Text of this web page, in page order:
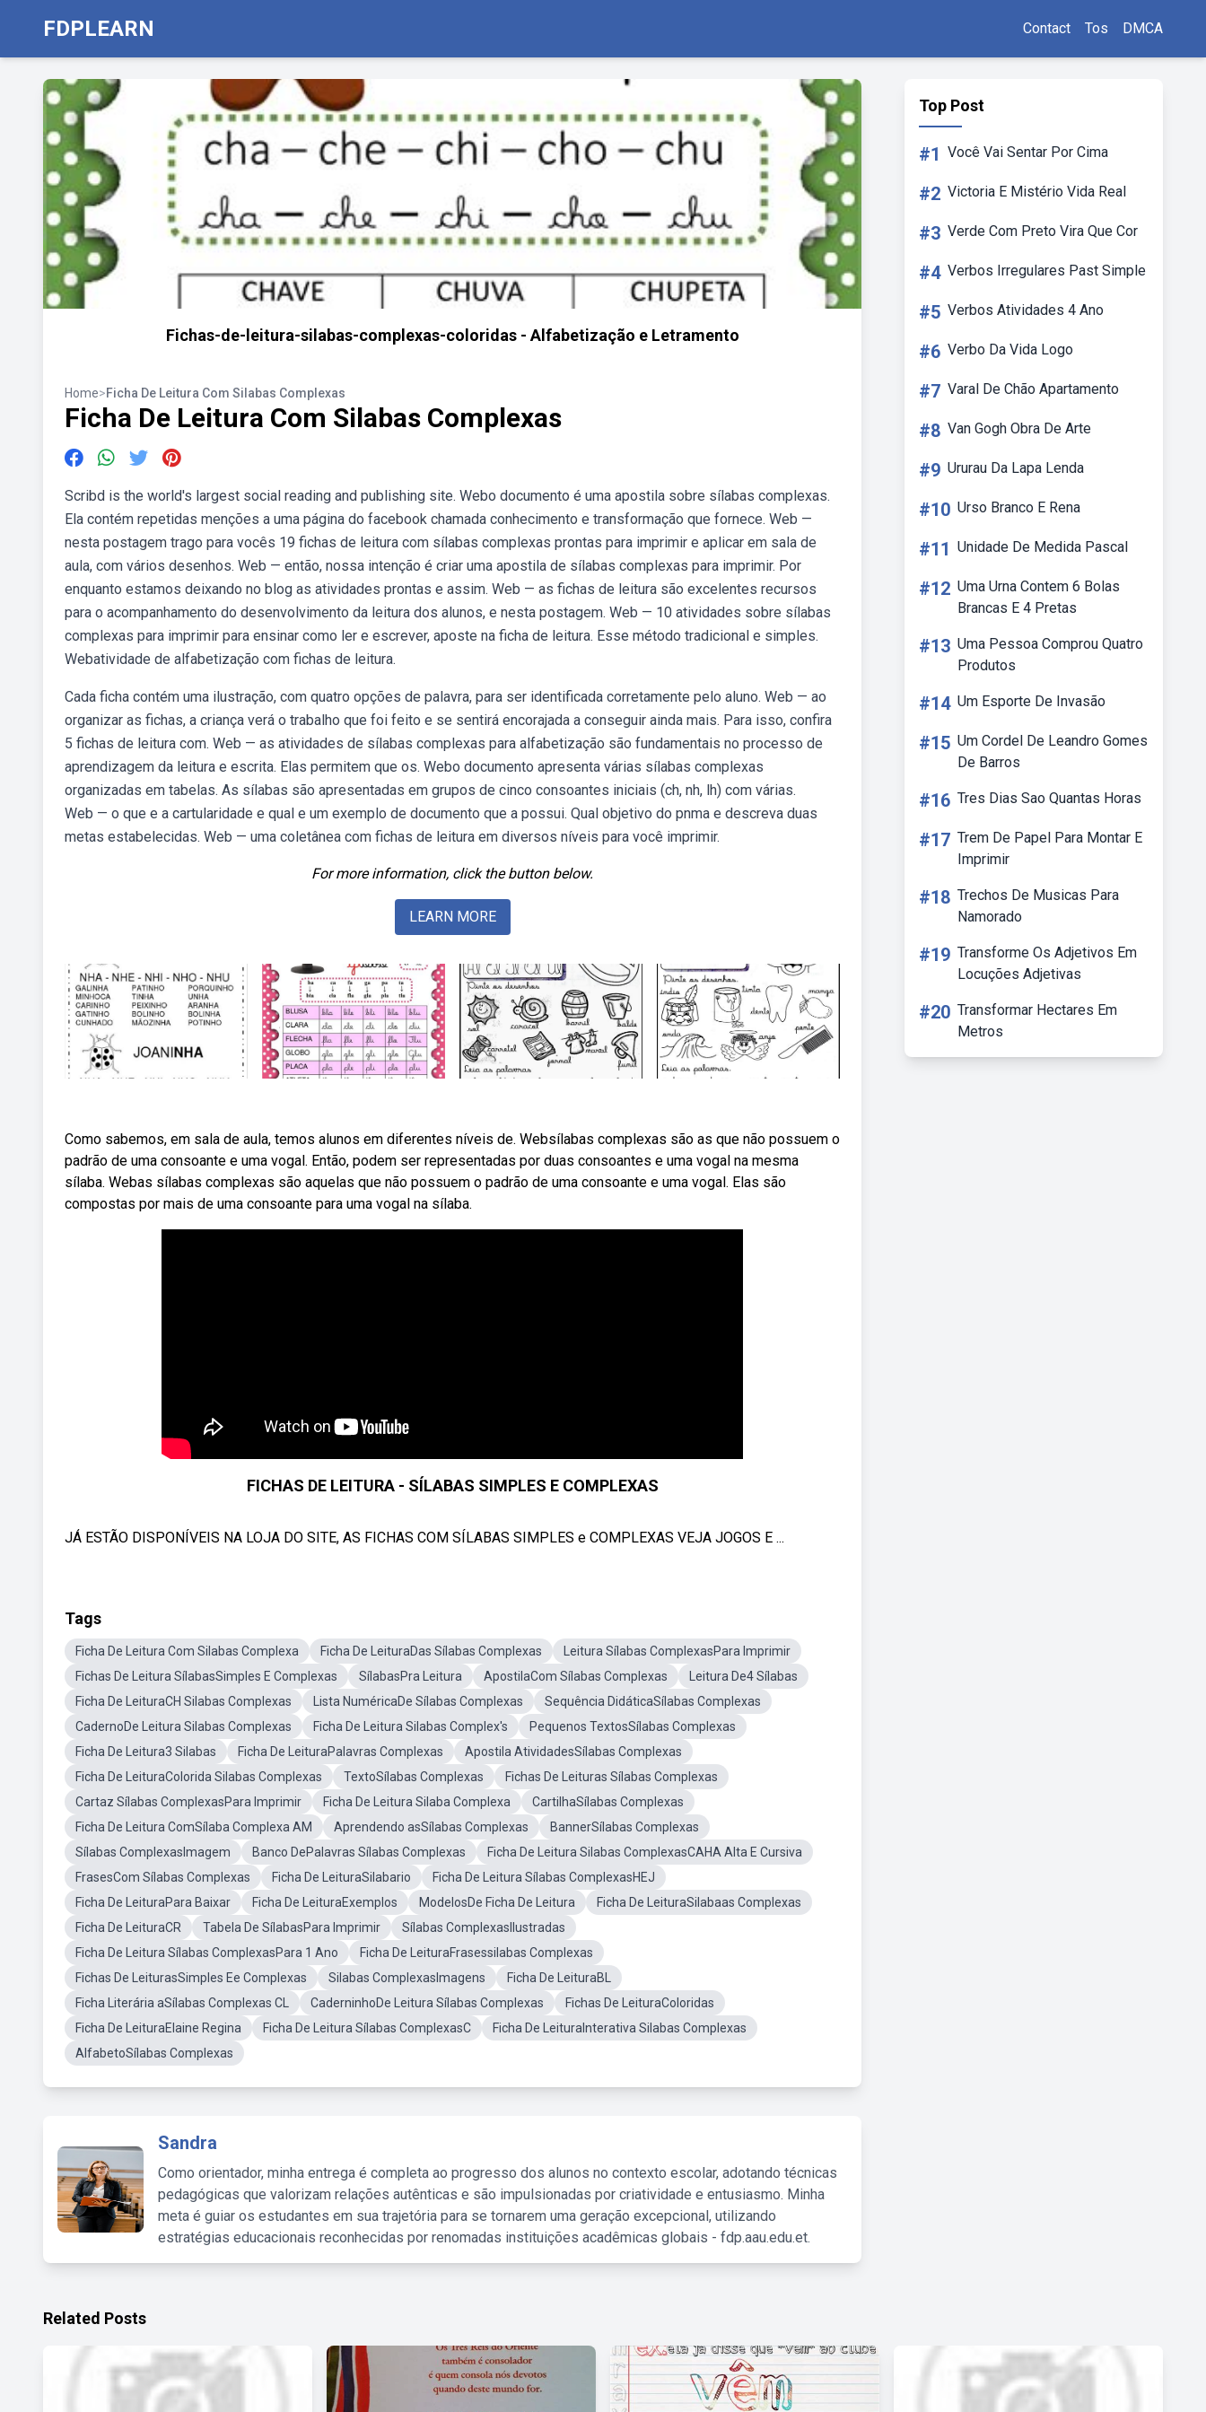
FDPLEARN Contact Tos DMCA
Fichas-de-leitura-silabas-complexas-coloridas - Alfabetização e Letramento
Home>Ficha De Leitura Com Silabas Complexas
Ficha De Leitura Com Silabas Complexas
Scribd is the world's largest social reading and publishing site. Webo documento é uma apostila sobre sílabas complexas.
Ela contém repetidas menções a uma página do facebook chamada conhecimento e transformação que fornece. Web —
nesta postagem trago para vocês 19 fichas de leitura com sílabas complexas prontas para imprimir e aplicar em sala de
aula, com vários desenhos. Web — então, nossa intenção é criar uma apostila de sílabas complexas para imprimir. Por
enquanto estamos deixando no blog as atividades prontas e assim. Web — as fichas de leitura são excelentes recursos
para o acompanhamento do desenvolvimento da leitura dos alunos, e nesta postagem. Web — 10 atividades sobre sílabas
complexas para imprimir para ensinar como ler e escrever, aposte na ficha de leitura. Esse método tradicional e simples.
Webatividade de alfabetização com fichas de leitura.
Cada ficha contém uma ilustração, com quatro opções de palavra, para ser identificada corretamente pelo aluno. Web — ao
organizar as fichas, a criança verá o trabalho que foi feito e se sentirá encorajada a conseguir ainda mais. Para isso, confira
5 fichas de leitura com. Web — as atividades de sílabas complexas para alfabetização são fundamentais no processo de
aprendizagem da leitura e escrita. Elas permitem que os. Webo documento apresenta várias sílabas complexas
organizadas em tabelas. As sílabas são apresentadas em grupos de cinco consoantes iniciais (ch, nh, lh) com várias.
Web — o que e a cartularidade e qual e um exemplo de documento que a possui. Qual objetivo do pnma e descreva duas
metas estabelecidas. Web — uma coletânea com fichas de leitura em diversos níveis para você imprimir.
For more information, click the button below.
LEARN MORE
Como sabemos, em sala de aula, temos alunos em diferentes níveis de. Websílabas complexas são as que não possuem o
padrão de uma consoante e uma vogal. Então, podem ser representadas por duas consoantes e uma vogal na mesma
sílaba. Webas sílabas complexas são aquelas que não possuem o padrão de uma consoante e uma vogal. Elas são
compostas por mais de uma consoante para uma vogal na sílaba.
FICHAS DE LEITURA - SÍLABAS SIMPLES E COMPLEXAS
JÁ ESTÃO DISPONÍVEIS NA LOJA DO SITE, AS FICHAS COM SÍLABAS SIMPLES e COMPLEXAS VEJA JOGOS E ...
Tags
Ficha De Leitura Com Silabas Complexa Ficha De LeituraDas Sílabas Complexas
Leitura Sílabas ComplexasPara Imprimir
Fichas De Leitura SílabasSimples E Complexas
SílabasPra Leitura ApostilaCom Sílabas Complexas
Leitura De4 Sílabas
Ficha De LeituraCH Silabas Complexas
Lista NuméricaDe Sílabas Complexas
Sequência DidáticaSílabas Complexas
CadernoDe Leitura Silabas Complexas
Ficha De Leitura Silabas Complex's
Pequenos TextosSílabas Complexas
Ficha De Leitura3 Silabas
Ficha De LeituraPalavras Complexas
Apostila AtividadesSílabas Complexas
Ficha De LeituraColorida Silabas Complexas
TextoSílabas Complexas
Fichas De Leituras Sílabas Complexas
Cartaz Sílabas ComplexasPara Imprimir
Ficha De Leitura Silaba Complexa
CartilhaSílabas Complexas
Ficha De Leitura ComSílaba Complexa AM
Aprendendo asSílabas Complexas
BannerSílabas Complexas
Sílabas ComplexasImagem
Banco DePalavras Sílabas Complexas
Ficha De Leitura Silabas ComplexasCAHA Alta E Cursiva
FrasesCom Sílabas Complexas
Ficha De LeituraSilabario
Ficha De Leitura Sílabas ComplexasHEJ
Ficha De LeituraPara Baixar
Ficha De LeituraExemplos ModelosDe Ficha De Leitura
Ficha De LeituraSilabaas Complexas
Ficha De LeituraCR
Tabela De SílabasPara Imprimir
Sílabas ComplexasIlustradas
Ficha De Leitura Sílabas ComplexasPara 1 Ano
Ficha De LeituraFrasessilabas Complexas
Fichas De LeiturasSimples Ee Complexas
Silabas ComplexasImagens
Ficha De LeituraBL
Ficha Literária aSílabas Complexas CL
CaderninhoDe Leitura Sílabas Complexas
Fichas De LeituraColoridas
Ficha De LeituraElaine Regina
Ficha De Leitura Sílabas ComplexasC
Ficha De LeituraInterativa Silabas Complexas
AlfabetoSílabas Complexas
Sandra
Como orientador, minha entrega é completa ao progresso dos alunos no contexto escolar, adotando técnicas
pedagógicas que valorizam relações autênticas e são impulsionadas por criatividade e entusiasmo. Minha
meta é guiar os estudantes em sua trajetória para se tornarem uma geração excepcional, utilizando
estratégias educacionais reconhecidas por renomadas instituições acadêmicas globais - fdp.aau.edu.et.
Top Post
#1 Você Vai Sentar Por Cima
#2 Victoria E Mistério Vida Real
#3 Verde Com Preto Vira Que Cor
#4 Verbos Irregulares Past Simple
#5 Verbos Atividades 4 Ano
#6 Verbo Da Vida Logo
#7 Varal De Chão Apartamento
#8 Van Gogh Obra De Arte
#9 Ururau Da Lapa Lenda
#10 Urso Branco E Rena
#11 Unidade De Medida Pascal
#12 Uma Urna Contem 6 Bolas
Brancas E 4 Pretas
#13 Uma Pessoa Comprou Quatro
Produtos
#14 Um Esporte De Invasão
#15 Um Cordel De Leandro Gomes
De Barros
#16 Tres Dias Sao Quantas Horas
#17 Trem De Papel Para Montar E
Imprimir
#18 Trechos De Musicas Para
Namorado
#19 Transforme Os Adjetivos Em
Locuções Adjetivas
#20 Transformar Hectares Em
Metros
Related Posts